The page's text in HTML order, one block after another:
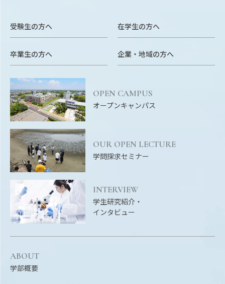
受験生の方へ 在学生の方へ
卒業生の方へ 企業・地域の方へ
OPEN CAMPUS
オープンキャンパス
OUR OPEN LECTURE
学問探求セミナー
INTERVIEW
学生研究紹介・
インタビュー
ABOUT
学部概要